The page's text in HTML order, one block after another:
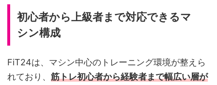
初心者から上級者まで対応できるマ
シン構成
FiT24は、マシン中心のトレーニング環境が整えら
れており、 筋トレ初心者から経験者まで幅広い層が